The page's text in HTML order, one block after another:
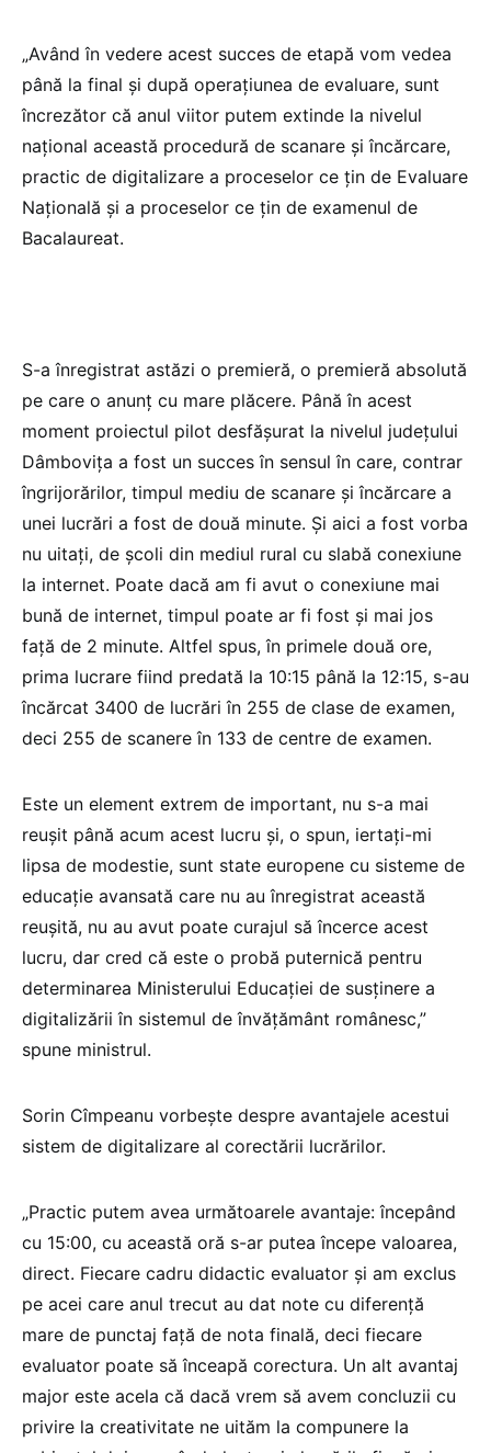
„Având în vedere acest succes de etapă vom vedea
până la final și după operațiunea de evaluare, sunt
încrezător că anul viitor putem extinde la nivelul
național această procedură de scanare și încărcare,
practic de digitalizare a proceselor ce țin de Evaluare
Națională și a proceselor ce țin de examenul de
Bacalaureat.
S-a înregistrat astăzi o premieră, o premieră absolută
pe care o anunț cu mare plăcere. Până în acest
moment proiectul pilot desfășurat la nivelul județului
Dâmbovița a fost un succes în sensul în care, contrar
îngrijorărilor, timpul mediu de scanare și încărcare a
unei lucrări a fost de două minute. Și aici a fost vorba
nu uitați, de școli din mediul rural cu slabă conexiune
la internet. Poate dacă am fi avut o conexiune mai
bună de internet, timpul poate ar fi fost și mai jos
față de 2 minute. Altfel spus, în primele două ore,
prima lucrare fiind predată la 10:15 până la 12:15, s-au
încărcat 3400 de lucrări în 255 de clase de examen,
deci 255 de scanere în 133 de centre de examen.
Este un element extrem de important, nu s-a mai
reușit până acum acest lucru și, o spun, iertați-mi
lipsa de modestie, sunt state europene cu sisteme de
educație avansată care nu au înregistrat această
reușită, nu au avut poate curajul să încerce acest
lucru, dar cred că este o probă puternică pentru
determinarea Ministerului Educației de susținere a
digitalizării în sistemul de învățământ românesc,”
spune ministrul.
Sorin Cîmpeanu vorbește despre avantajele acestui
sistem de digitalizare al corectării lucrărilor.
„Practic putem avea următoarele avantaje: începând
cu 15:00, cu această oră s-ar putea începe valoarea,
direct. Fiecare cadru didactic evaluator și am exclus
pe acei care anul trecut au dat note cu diferență
mare de punctaj față de nota finală, deci fiecare
evaluator poate să înceapă corectura. Un alt avantaj
major este acela că dacă vrem să avem concluzii cu
privire la creativitate ne uităm la compunere la